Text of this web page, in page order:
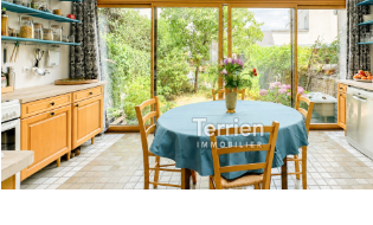
VOIR LE BIEN